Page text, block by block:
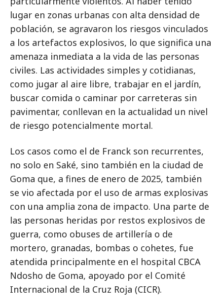
lugar en zonas urbanas con alta densidad de
población, se agravaron los riesgos vinculados
a los artefactos explosivos, lo que significa una
amenaza inmediata a la vida de las personas
civiles. Las actividades simples y cotidianas,
como jugar al aire libre, trabajar en el jardín,
buscar comida o caminar por carreteras sin
pavimentar, conllevan en la actualidad un nivel
de riesgo potencialmente mortal.
Los casos como el de Franck son recurrentes,
no solo en Saké, sino también en la ciudad de
Goma que, a fines de enero de 2025, también
se vio afectada por el uso de armas explosivas
con una amplia zona de impacto. Una parte de
las personas heridas por restos explosivos de
guerra, como obuses de artillería o de
mortero, granadas, bombas o cohetes, fue
atendida principalmente en el hospital CBCA
Ndosho de Goma, apoyado por el Comité
Internacional de la Cruz Roja (CICR).